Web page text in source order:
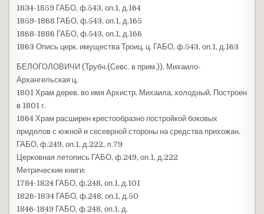
1834-1859 ГАБО, ф.543, оп.1, д.164
1859-1868 ГАБО, ф.543, оп.1, д.165
1868-1886 ГАБО, ф.543, оп.1, д.166
1863 Опись церк. имущества Троиц. ц. ГАБО, ф.543, оп.1, д.163
БЕЛОГОЛОВИЧИ (Трубч.(Севс. в прим.)), Михаило-
Архангельская ц.
1801 Храм дерев. во имя Архистр. Михаила, холодный. Построен
в 1801 г.
1864 Храм расширен крестообразно постройкой боковых
приделов с южной и сесеврной стороны на средства прихожан.
ГАБО, ф.249, оп.1, д.222, л.79
Церковная летопись ГАБО, ф.249, оп.1, д.222
Метрические книги:
1784-1824 ГАБО, ф.248, оп.1, д.101
1826-1834 ГАБО, ф.248, оп.1, д.50
1846-1849 ГАБО, ф.248, оп.1, д.